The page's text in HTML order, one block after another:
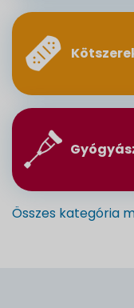
Összes kategória